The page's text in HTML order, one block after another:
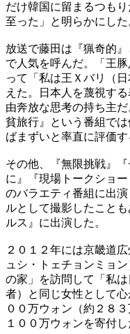
だけ韓国に留まるつも
至った」と明らかにした
放送で藤田は『猟奇的
で人気を呼んだ。「王
って「私は王Ｘバリ（
えた。日本人を蔑視す
由奔放な思考の持ち主
貧旅行』という番組で
ばまずいと率直に評価
その他、『無限挑戦』
に』『現場トークショ
のバラエティ番組に出
ルとして撮影したこと
ルス』に出演した。
２０１２年には京畿道
ュシ・トェチョンミョ
の家」を訪問して「私
者）と同じ女性として
００万ウォン（約２８
１００万ウォンを寄付し